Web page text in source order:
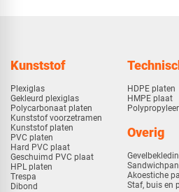
Kunststof
Plexiglas
Gekleurd plexiglas
Polycarbonaat platen
Kunststof voorzetramen
Kunststof platen
PVC platen
Hard PVC plaat
Geschuimd PVC plaat
HPL platen
Trespa
Dibond
HDPE platen
HMPE plaat
Overig
Akoestiche
Staf, buis en